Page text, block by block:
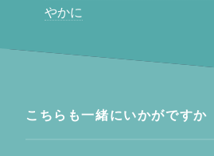
やかに
こちらも一緒にいかがですか